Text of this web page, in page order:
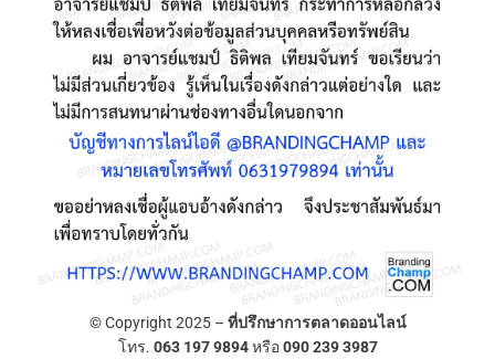
© Copyright 2025 – ที่ปรึกษาการตลาดออนไลน์
โทร. 063 197 9894หรือ090 239 3987